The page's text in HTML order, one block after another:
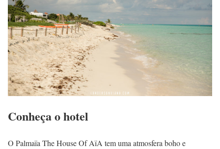
Conheça o hotel
O Palmaïa The House Of AïA tem uma atmosfera boho e